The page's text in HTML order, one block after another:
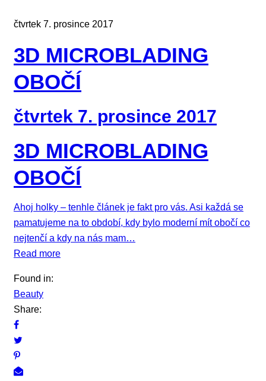
čtvrtek 7. prosince 2017
3D MICROBLADING
OBOČÍ
čtvrtek 7. prosince 2017
3D MICROBLADING
OBOČÍ
Ahoj holky – tenhle článek je fakt pro vás. Asi každá se
pamatujeme na to období, kdy bylo moderní mít obočí co
nejtenčí a kdy na nás mam…
Read more
Found in:
Beauty
Share: